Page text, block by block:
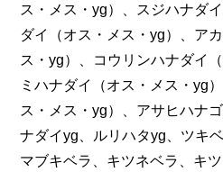
ス・メス・yg）、スジハナダ
ダイ（オス・メス・yg）、ア
ス・yg）、コウリンハナダイ
ミハナダイ（オス・メス・yg
ス・メス・yg）、アサヒハナ
ナダイyg、ルリハタyg、ツキ
マブキベラ、キツネベラ、キ